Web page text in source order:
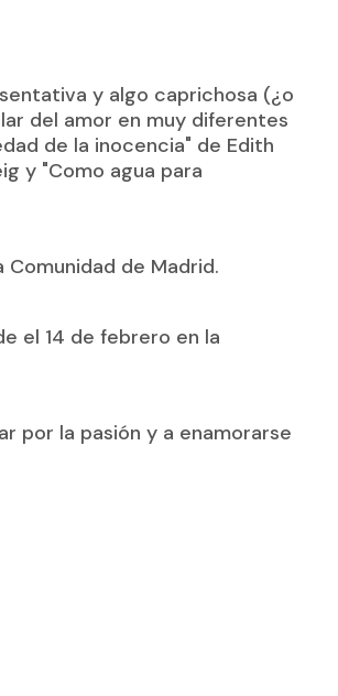
y algo caprichosa (¿o
del amor en muy diferentes
de la inocencia" de Edith
y "Como agua para
de Madrid.
el 14 de febrero en la
por la pasión y a enamorarse